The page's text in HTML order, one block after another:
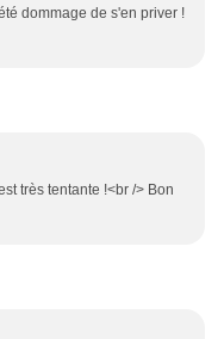
dommage de s'en priver !
très tentante !<br /> Bon